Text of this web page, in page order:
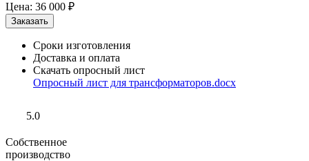
Цена: 36 000 ₽
Сроки изготовления
Доставка и оплата
Скачать опросный лист
Опросный лист для трансформаторов.docx
5.0
Собственное
производство